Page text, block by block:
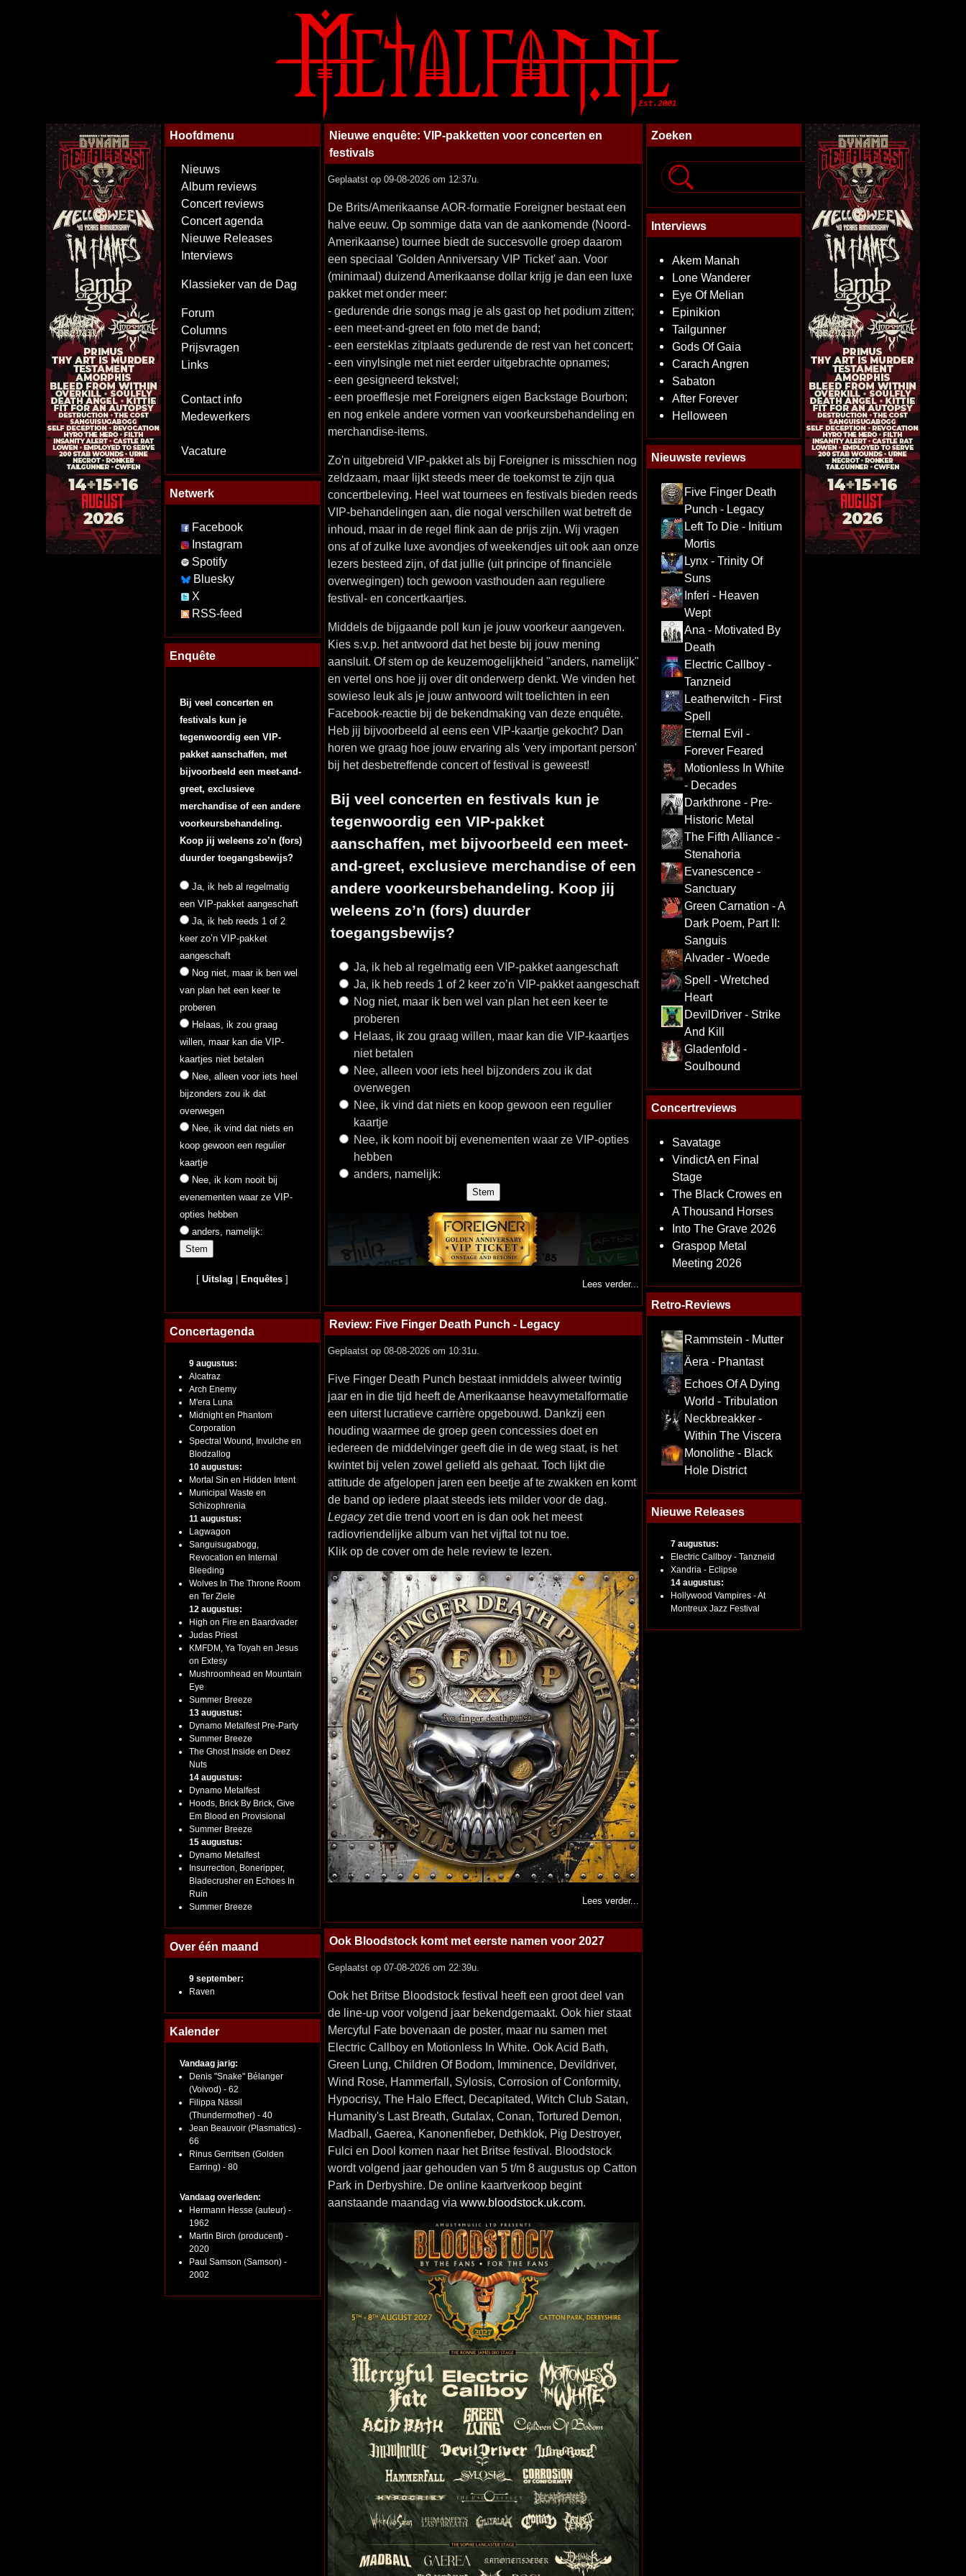
Hoofdmenu
Nieuws
Album reviews
Concert reviews
Concert agenda
Nieuwe Releases
Interviews
Klassieker van de Dag
Forum
Columns
Prijsvragen
Links
Contact info
Medewerkers
Vacature
Netwerk
Facebook
Instagram
Spotify
Bluesky
X
RSS-feed
Enquête
Bij veel concerten en
festivals kun je
tegenwoordig een VIP-
pakket aanschaffen, met
bijvoorbeeld een meet-and-
greet, exclusieve
merchandise of een andere
voorkeursbehandeling.
Koop jij weleens zo’n (fors)
duurder toegangsbewijs?
Ja, ik heb al regelmatig
een VIP-pakket aangeschaft
Ja, ik heb reeds 1 of 2
keer zo’n VIP-pakket
aangeschaft
Nog niet, maar ik ben wel
van plan het een keer te
proberen
Helaas, ik zou graag
willen, maar kan die VIP-
kaartjes niet betalen
Nee, alleen voor iets heel
bijzonders zou ik dat
overwegen
Nee, ik vind dat niets en
koop gewoon een regulier
kaartje
Nee, ik kom nooit bij
evenementen waar ze VIP-
opties hebben
anders, namelijk:
[Uitslag Enquêtes ]
Concertagenda
9 augustus:
Alcatraz
Arch Enemy
M'era Luna
Midnight en Phantom
Corporation
Spectral Wound, Invulche en
Blodzallog
10 augustus:
Mortal Sin en Hidden Intent
Municipal Waste en
Schizophrenia
11 augustus:
Lagwagon
Sanguisugabogg,
Revocation en Internal
Bleeding
Wolves In The Throne Room
en Ter Ziele
12 augustus:
High on Fire en Baardvader
Judas Priest
KMFDM, Ya Toyah en Jesus
on Extesy
Mushroomhead en Mountain
Eye
Summer Breeze
13 augustus:
Dynamo Metalfest Pre-Party
Summer Breeze
The Ghost Inside en Deez
Nuts
14 augustus:
Dynamo Metalfest
Hoods, Brick By Brick, Give
Em Blood en Provisional
Summer Breeze
15 augustus:
Dynamo Metalfest
Insurrection, Boneripper,
Bladecrusher en Echoes In
Ruin
Summer Breeze
Over één maand
9 september:
Raven
Kalender
Vandaag jarig:
Denis "Snake" Bélanger
(Voivod) - 62
Filippa Nässil
(Thundermother) - 40
Jean Beauvoir (Plasmatics) -
66
Rinus Gerritsen (Golden
Earring) - 80
Vandaag overleden:
Hermann Hesse (auteur) -
1962
Martin Birch (producent) -
2020
Paul Samson (Samson) -
2002
Nieuwe enquête: VIP-pakketten voor concerten en
festivals
Geplaatst op 09-08-2026 om 12:37u.
De Brits/Amerikaanse AOR-formatie Foreigner bestaat een
halve eeuw. Op sommige data van de aankomende (Noord-
Amerikaanse) tournee biedt de succesvolle groep daarom
een speciaal 'Golden Anniversary VIP Ticket' aan. Voor
(minimaal) duizend Amerikaanse dollar krijg je dan een luxe
pakket met onder meer:
- gedurende drie songs mag je als gast op het podium zitten;
- een meet-and-greet en foto met de band;
- een eersteklas zitplaats gedurende de rest van het concert;
- een vinylsingle met niet eerder uitgebrachte opnames;
- een gesigneerd tekstvel;
- een proefflesje met Foreigners eigen Backstage Bourbon;
en nog enkele andere vormen van voorkeursbehandeling en
merchandise-items.
Zo'n uitgebreid VIP-pakket als bij Foreigner is misschien nog
zeldzaam, maar lijkt steeds meer de toekomst te zijn qua
concertbeleving. Heel wat tournees en festivals bieden reeds
VIP-behandelingen aan, die nogal verschillen wat betreft de
inhoud, maar in de regel flink aan de prijs zijn. Wij vragen
ons af of zulke luxe avondjes of weekendjes uit ook aan onze
lezers besteed zijn, of dat jullie (uit principe of financiële
overwegingen) toch gewoon vasthouden aan reguliere
festival- en concertkaartjes.
Middels de bijgaande poll kun je jouw voorkeur aangeven.
Kies s.v.p. het antwoord dat het beste bij jouw mening
aansluit. Of stem op de keuzemogelijkheid "anders, namelijk"
en vertel ons hoe jij over dit onderwerp denkt. We vinden het
sowieso leuk als je jouw antwoord wilt toelichten in een
Facebook-reactie bij de bekendmaking van deze enquête.
Heb jij bijvoorbeeld al eens een VIP-kaartje gekocht? Dan
horen we graag hoe jouw ervaring als 'very important person'
bij het desbetreffende concert of festival is geweest!
Bij veel concerten en festivals kun je
tegenwoordig een VIP-pakket
aanschaffen, met bijvoorbeeld een meet-
and-greet, exclusieve merchandise of een
andere voorkeursbehandeling. Koop jij
weleens zo’n (fors) duurder
toegangsbewijs?
Ja, ik heb al regelmatig een VIP-pakket aangeschaft
Ja, ik heb reeds 1 of 2 keer zo’n VIP-pakket aangeschaft
Nog niet, maar ik ben wel van plan het een keer te
proberen
Helaas, ik zou graag willen, maar kan die VIP-kaartjes
niet betalen
Nee, alleen voor iets heel bijzonders zou ik dat
overwegen
Nee, ik vind dat niets en koop gewoon een regulier
kaartje
Nee, ik kom nooit bij evenementen waar ze VIP-opties
hebben
anders, namelijk:
Lees verder...
Review: Five Finger Death Punch - Legacy
Geplaatst op 08-08-2026 om 10:31u.
Five Finger Death Punch bestaat inmiddels alweer twintig
jaar en in die tijd heeft de Amerikaanse heavymetalformatie
een uiterst lucratieve carrière opgebouwd. Dankzij een
houding waarmee de groep geen concessies doet en
iedereen de middelvinger geeft die in de weg staat, is het
kwintet bij velen zowel geliefd als gehaat. Toch lijkt die
attitude de afgelopen jaren een beetje af te zwakken en komt
de band op iedere plaat steeds iets milder voor de dag.
Legacyzet die trend voort en is dan ook het meest
radiovriendelijke album van het vijftal tot nu toe.
Klik op de cover om de hele review te lezen.
Lees verder...
Ook Bloodstock komt met eerste namen voor 2027
Geplaatst op 07-08-2026 om 22:39u.
Ook het Britse Bloodstock festival heeft een groot deel van
de line-up voor volgend jaar bekendgemaakt. Ook hier staat
Mercyful Fate bovenaan de poster, maar nu samen met
Electric Callboy en Motionless In White. Ook Acid Bath,
Green Lung, Children Of Bodom, Imminence, Devildriver,
Wind Rose, Hammerfall, Sylosis, Corrosion of Conformity,
Hypocrisy, The Halo Effect, Decapitated, Witch Club Satan,
Humanity's Last Breath, Gutalax, Conan, Tortured Demon,
Madball, Gaerea, Kanonenfieber, Dethklok, Pig Destroyer,
Fulci en Dool komen naar het Britse festival. Bloodstock
wordt volgend jaar gehouden van 5 t/m 8 augustus op Catton
Park in Derbyshire. De online kaartverkoop begint
aanstaande maandag via www.bloodstock.uk.com.
Zoeken
Interviews
Akem Manah
Lone Wanderer
Eye Of Melian
Epinikion
Tailgunner
Gods Of Gaia
Carach Angren
Sabaton
After Forever
Helloween
Nieuwste reviews
Five Finger Death
Punch - Legacy
Left To Die - Initium
Mortis
Lynx - Trinity Of
Suns
Inferi - Heaven
Wept
Ana - Motivated By
Death
Electric Callboy -
Tanzneid
Leatherwitch - First
Spell
Eternal Evil -
Forever Feared
Motionless In White
- Decades
Darkthrone - Pre-
Historic Metal
The Fifth Alliance -
Stenahoria
Evanescence -
Sanctuary
Green Carnation - A
Dark Poem, Part II:
Sanguis
Alvader - Woede
Spell - Wretched
Heart
DevilDriver - Strike
And Kill
Gladenfold -
Soulbound
Concertreviews
Savatage
VindictA en Final
Stage
The Black Crowes en
A Thousand Horses
Into The Grave 2026
Graspop Metal
Meeting 2026
Retro-Reviews
Rammstein - Mutter
Äera - Phantast
Echoes Of A Dying
World - Tribulation
Neckbreakker -
Within The Viscera
Monolithe - Black
Hole District
Nieuwe Releases
7 augustus:
Electric Callboy - Tanzneid
Xandria - Eclipse
14 augustus:
Hollywood Vampires - At
Montreux Jazz Festival